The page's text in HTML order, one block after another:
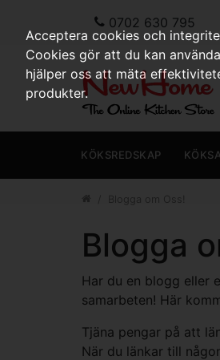
0702 630 795
KÖKSREDSKAP
Blogga
Har du en blogg eller
samarbeten! Här
Tjäna pengar på att
När du länkar till
Acceptera cookies och
Cookies gör att du kan
hjälper oss att mäta
produkter.